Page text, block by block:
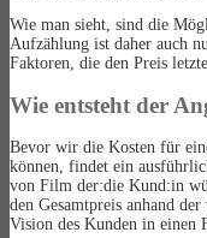
Wie man sieht, sind die
Aufzählung ist daher auch
Faktoren, die den Preis
Wie entsteht der
Bevor wir die Kosten für
können, findet ein
von Film der:die Kund:in
den Gesamtpreis anhand
Vision des Kunden in einen